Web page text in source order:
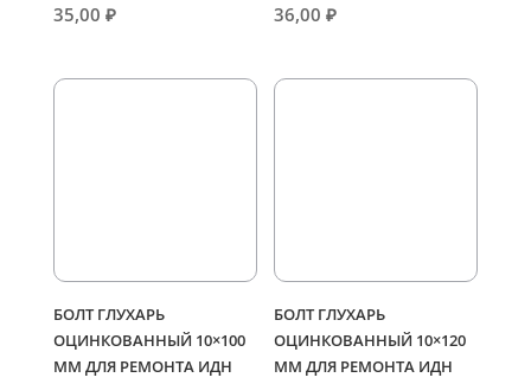
35,00 ₽ 36,00₽
БОЛТ ГЛУХАРЬ
ОЦИНКОВАННЫЙ 10×100
ММ ДЛЯ РЕМОНТА ИДН
БОЛТ ГЛУХАРЬ
ОЦИНКОВАННЫЙ 10×120
ММ ДЛЯ РЕМОНТА ИДН